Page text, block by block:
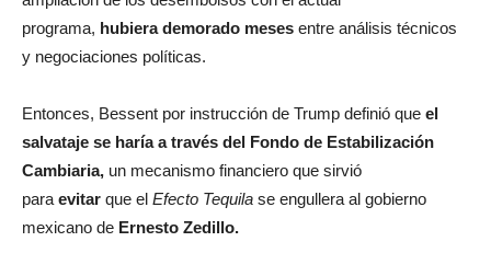
programa, hubiera demorado meses entre análisis técnicos
y negociaciones políticas.
Entonces, Bessent por instrucción de Trump definió que el
salvataje se haría a través del Fondo de Estabilización
Cambiaria, un mecanismo financiero que sirvió
para evitar que el Efecto Tequila se engullera al gobierno
mexicano de Ernesto Zedillo.